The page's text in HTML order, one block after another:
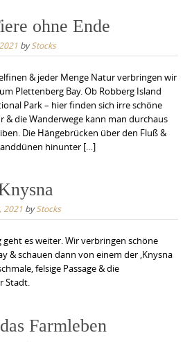
ohne Ende
byStocks
& jeder Menge Natur verbringen wir
Plettenberg Bay. Ob Robberg Island
Park – hier finden sich irre schöne
die Wanderwege kann man durchaus
Die Hängebrücken über den Fluß &
hinunter […]
2021 byStocks
geht es weiter. Wir verbringen schöne
& schauen dann von einem der ‚Knysna
felsige Passage & die
Stadt.
Farmleben